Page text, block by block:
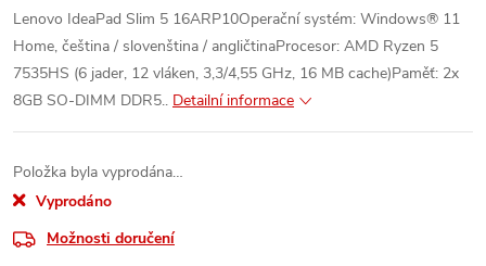
Lenovo IdeaPad Slim 5 16ARP10Operační systém: Windows® 11
Home, čeština / slovenština / angličtinaProcesor: AMD Ryzen 5
7535HS (6 jader, 12 vláken, 3,3/4,55 GHz, 16 MB cache)Paměť: 2x
8GB SO-DIMM DDR5.. Detailní informace
Položka byla vyprodána…
Vyprodáno
Možnosti doručení